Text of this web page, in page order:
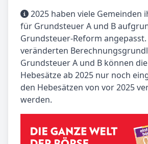
2025 haben viele Gemeinden
für Grundsteuer A und B
Grundsteuer-Reform
veränderten
Grundsteuer A und B können
Hebesätze ab 2025 nur noch
den Hebesätzen von vor 2025
werden.